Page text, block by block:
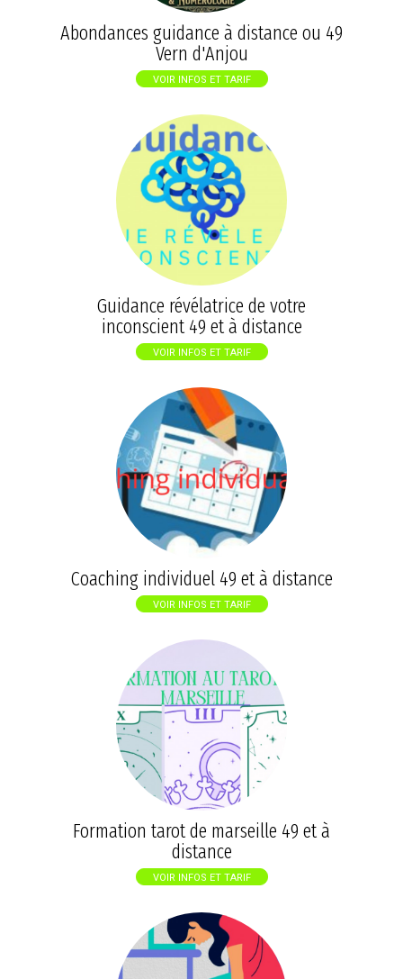
Abondances guidance à distance ou 49
Vern d'Anjou
VOIR INFOS ET TARIF
Guidance révélatrice de votre
inconscient 49 et à distance
VOIR INFOS ET TARIF
Coaching individuel 49 et à distance
VOIR INFOS ET TARIF
Formation tarot de marseille 49 et à
distance
VOIR INFOS ET TARIF